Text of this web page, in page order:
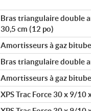
Bras triangulaire double
30,5 cm (12 po)
Amortisseurs à gaz bitube
Bras triangulaire double
Amortisseurs à gaz bitube
XPS Trac Force 30 x 9/10